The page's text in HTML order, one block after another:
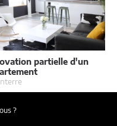
partielle d'un
?